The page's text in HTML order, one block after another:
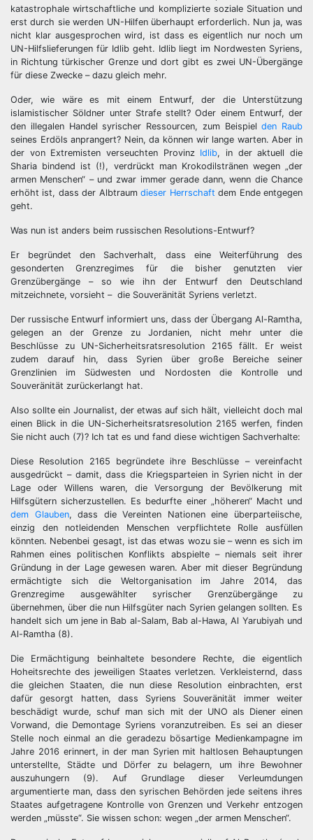
katastrophale wirtschaftliche und komplizierte soziale Situation und
erst durch sie werden UN-Hilfen überhaupt erforderlich. Nun ja, was
nicht klar ausgesprochen wird, ist dass es eigentlich nur noch um
UN-Hilfslieferungen für Idlib geht. Idlib liegt im Nordwesten Syriens,
in Richtung türkischer Grenze und dort gibt es zwei UN-Übergänge
für diese Zwecke – dazu gleich mehr.
Oder, wie wäre es mit einem Entwurf, der die Unterstützung
islamistischer Söldner unter Strafe stellt? Oder einem Entwurf, der
den illegalen Handel syrischer Ressourcen, zum Beispielden Raub
seines Erdöls anprangert? Nein, da können wir lange warten. Aber in
der von Extremisten verseuchten Provinz Idlib, in der aktuell die
Sharia bindend ist (!), verdrückt man Krokodilstränen wegen „der
armen Menschen“ – und zwar immer gerade dann, wenn die Chance
erhöht ist, dass der Albtraumdieser Herrschaft dem Ende entgegen
geht.
Was nun ist anders beim russischen Resolutions-Entwurf?
Er begründet den Sachverhalt, dass eine Weiterführung des
gesonderten Grenzregimes für die bisher genutzten vier
Grenzübergänge – so wie ihn der Entwurf den Deutschland
mitzeichnete, vorsieht – die Souveränität Syriens verletzt.
Der russische Entwurf informiert uns, dass der Übergang Al-Ramtha,
gelegen an der Grenze zu Jordanien, nicht mehr unter die
Beschlüsse zu UN-Sicherheitsratsresolution 2165 fällt. Er weist
zudem darauf hin, dass Syrien über große Bereiche seiner
Grenzlinien im Südwesten und Nordosten die Kontrolle und
Souveränität zurückerlangt hat.
Also sollte ein Journalist, der etwas auf sich hält, vielleicht doch mal
einen Blick in die UN-Sicherheitsratsresolution 2165 werfen, finden
Sie nicht auch (7)? Ich tat es und fand diese wichtigen Sachverhalte:
Diese Resolution 2165 begründete ihre Beschlüsse – vereinfacht
ausgedrückt – damit, dass die Kriegsparteien in Syrien nicht in der
Lage oder Willens waren, die Versorgung der Bevölkerung mit
Hilfsgütern sicherzustellen. Es bedurfte einer „höheren“ Macht und
dem Glauben, dass die Vereinten Nationen eine überparteiische,
einzig den notleidenden Menschen verpflichtete Rolle ausfüllen
könnten. Nebenbei gesagt, ist das etwas wozu sie – wenn es sich im
Rahmen eines politischen Konflikts abspielte – niemals seit ihrer
Gründung in der Lage gewesen waren. Aber mit dieser Begründung
ermächtigte sich die Weltorganisation im Jahre 2014, das
Grenzregime ausgewählter syrischer Grenzübergänge zu
übernehmen, über die nun Hilfsgüter nach Syrien gelangen sollten. Es
handelt sich um jene in Bab al-Salam, Bab al-Hawa, Al Yarubiyah und
Al-Ramtha (8).
Die Ermächtigung beinhaltete besondere Rechte, die eigentlich
Hoheitsrechte des jeweiligen Staates verletzen. Verkleisternd, dass
die gleichen Staaten, die nun diese Resolution einbrachten, erst
dafür gesorgt hatten, dass Syriens Souveränität immer weiter
beschädigt wurde, schuf man sich mit der UNO als Diener einen
Vorwand, die Demontage Syriens voranzutreiben. Es sei an dieser
Stelle noch einmal an die geradezu bösartige Medienkampagne im
Jahre 2016 erinnert, in der man Syrien mit haltlosen Behauptungen
unterstellte, Städte und Dörfer zu belagern, um ihre Bewohner
auszuhungern (9). Auf Grundlage dieser Verleumdungen
argumentierte man, dass den syrischen Behörden jede seitens ihres
Staates aufgetragene Kontrolle von Grenzen und Verkehr entzogen
werden „müsste“. Sie wissen schon: wegen „der armen Menschen“.